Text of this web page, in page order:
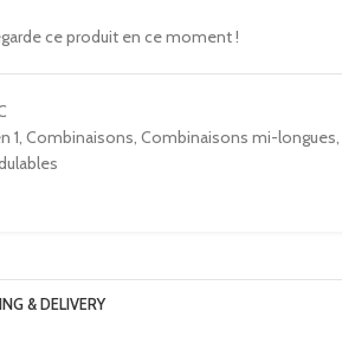
ce produit en ce moment !
1, Combinaisons, Combinaisons mi-longues,
& DELIVERY